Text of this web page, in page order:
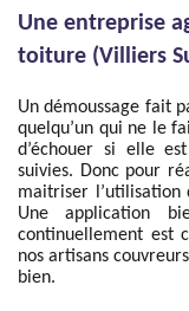
Une entreprise
toiture (Villiers
Un démoussage fait
quelqu’un qui ne le
d’échouer si elle
suivies. Donc pour
maitriser
Une application
continuellement est
nos artisans
bien.